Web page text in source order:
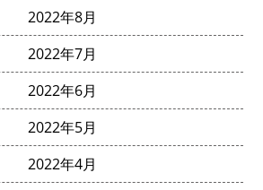
2022年8月
2022年7月
2022年6月
2022年5月
2022年4月